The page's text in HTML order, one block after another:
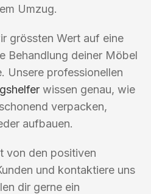
Umzug.
grössten Wert auf eine
Behandlung deiner Möbel
Unsere professionellen
wissen genau, wie
verpacken,
aufbauen.
von den positiven
und kontaktiere uns
dir gerne ein